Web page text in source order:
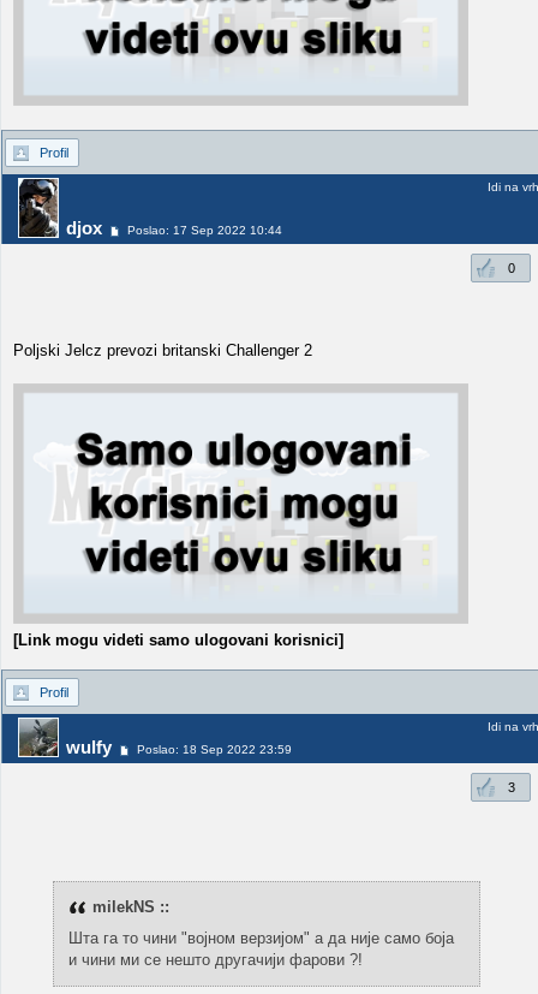
Profil
djox Poslao: 17 Sep 2022 10:44
Idi na vrh
0
Poljski Jelcz prevozi britanski Challenger 2
[Link mogu videti samo ulogovani korisnici]
Profil
wulfy Poslao: 18 Sep 2022 23:59
Idi na vrh
3
milekNS ::
Шта га то чини "војном верзијом" а да није само боја
и чини ми се нешто другачији фарови ?!